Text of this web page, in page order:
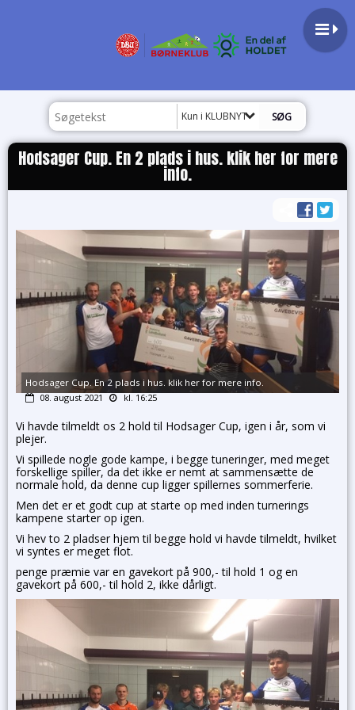
Kun i KLUBNYT
Hodsager Cup. En 2 plads i hus. klik her for mere
info.
Hodsager Cup. En 2 plads i hus. klik her for mere info.
08. august 2021
kl. 16:25
Vi havde tilmeldt os 2 hold til Hodsager Cup, igen i år, som vi
plejer.
Vi spillede nogle gode kampe, i begge tuneringer, med meget
forskellige spiller, da det ikke er nemt at sammensætte de
normale hold, da denne cup ligger spillernes sommerferie.
Men det er et godt cup at starte op med inden turnerings
kampene starter op igen.
Vi hev to 2 pladser hjem til begge hold vi havde tilmeldt, hvilket
vi syntes er meget flot.
penge præmie var en gavekort på 900,- til hold 1 og en
gavekort på 600,- til hold 2, ikke dårligt.